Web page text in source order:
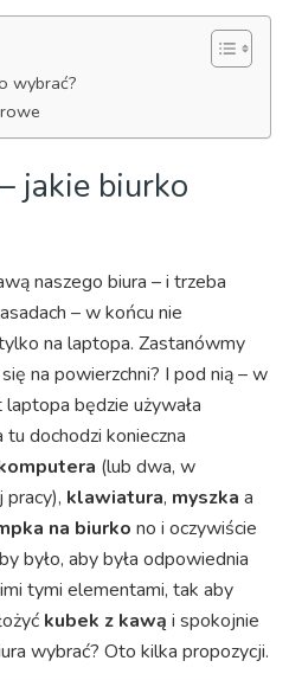
wybrać?
jakie biurko
naszego biura – i trzeba
– w końcu nie
na laptopa. Zastanówmy
na powierzchni? I pod nią – w
będzie używała
dochodzi konieczna
(lub dwa, w
klawiatura, myszka a
na biurko no i oczywiście
było, aby była odpowiednia
tymi elementami, tak aby
kubek z kawą i spokojnie
wybrać? Oto kilka propozycji.